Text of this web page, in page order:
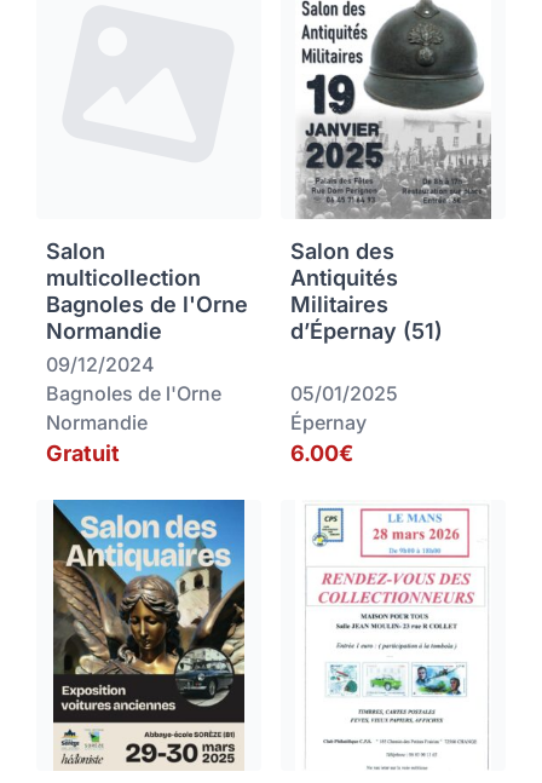
Salon
multicollection
Bagnoles de l'Orne
Normandie
09/12/2024
Bagnoles de l'Orne
Normandie
Gratuit
Salon des
Antiquités
Militaires
d’Épernay (51)
05/01/2025
Épernay
6.00€